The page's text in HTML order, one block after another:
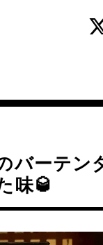
バーテン
味🥃